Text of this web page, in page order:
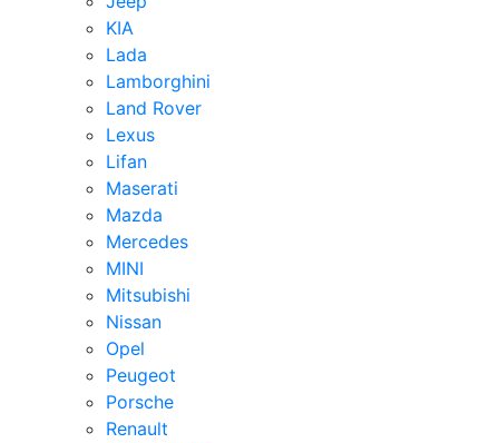
KIA
Lada
Lamborghini
Land Rover
Lexus
Lifan
Maserati
Mazda
Mercedes
MINI
Mitsubishi
Nissan
Opel
Peugeot
Porsche
Renault